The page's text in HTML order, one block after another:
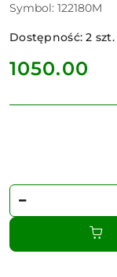
Symbol: 122180M
Dostępność:2 szt.
cena:
1050.00
Ilość